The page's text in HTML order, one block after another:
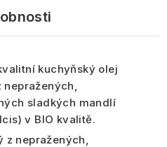
z nepražených,